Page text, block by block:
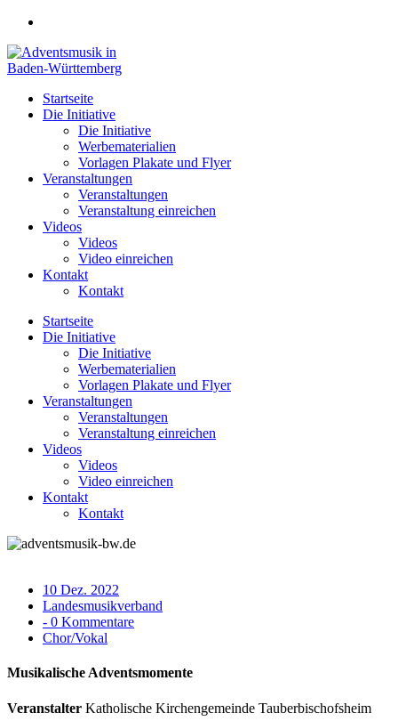
Zum
springen
Startseite
Die Initiative
Die Initiative
Werbematerialien
Vorlagen Plakate und Flyer
Veranstaltungen
Veranstaltungen
Veranstaltung einreichen
Videos
Videos
Video einreichen
Kontakt
Kontakt
Startseite
Die Initiative
Die Initiative
Werbematerialien
Vorlagen Plakate und Flyer
Veranstaltungen
Veranstaltungen
Veranstaltung einreichen
Videos
Videos
Video einreichen
Kontakt
Kontakt
10 Dez. 2022
Landesmusikverband
- 0 Kommentare
Chor/Vokal
Musikalische Adventsmomente
Veranstalter Katholische Kirchengemeinde Tauberbischofsheim